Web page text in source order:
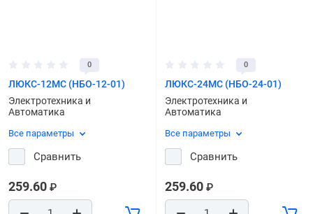
0
ЛЮКС-12МС (НБО-12-01)
Электротехника и
Автоматика
Все параметры
Сравнить
259.60 ₽
0
ЛЮКС-24МС (НБО-24-01)
Электротехника и
Автоматика
Все параметры
Сравнить
259.60 ₽